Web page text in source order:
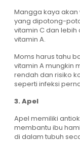
Mangga kaya akan
yang dipotong-
vitamin C dan
vitamin A.
Moms harus tahu
vitamin A mungkin
rendah dan risiko
seperti infeksi
3. Apel
Apel memiliki
membantu ibu
di dalam tubuh